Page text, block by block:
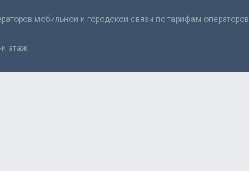
мобильной и городской связи по тарифам операторов
этаж